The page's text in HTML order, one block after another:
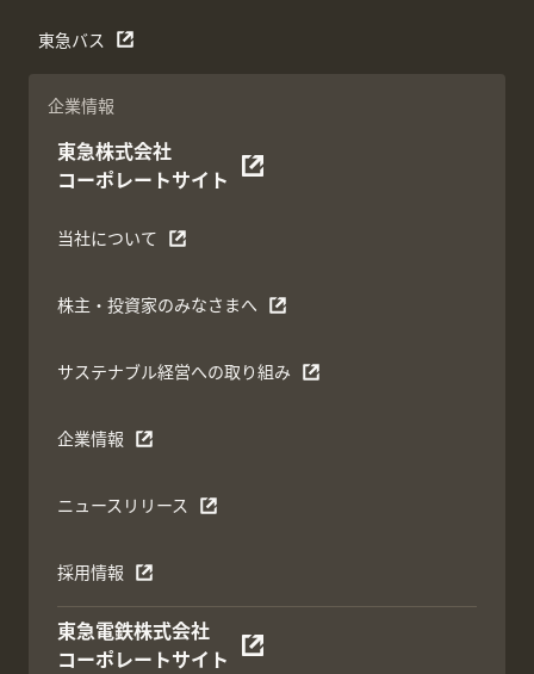
東急バス
企業情報
東急株式会社
コーポレートサイト
当社について
株主・投資家のみなさまへ
サステナブル経営への取り組み
企業情報
ニュースリリース
採用情報
東急電鉄株式会社
コーポレートサイト